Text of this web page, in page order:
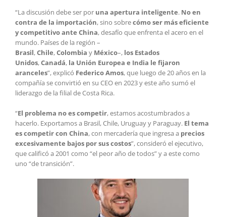
“La discusión debe ser por una apertura inteligente. No en
contra de la importación, sino sobrecómo ser más eficiente
y competitivo ante China, desafío que enfrenta el acero en el
mundo. Países de la región –
Brasil,Chile,Colombia y México–, los Estados
Unidos,Canadá, la Unión Europea e India le fijaron
aranceles”, explicó Federico Amos, que luego de 20 años en la
compañía se convirtió en su CEO en 2023 y este año sumó el
liderazgo de la filial de Costa Rica.
“El problema no es competir, estamos acostumbrados a
hacerlo. Exportamos a Brasil, Chile, Uruguay y Paraguay. El tema
es competir con China, con mercadería que ingresa a precios
excesivamente bajos por sus costos”, consideró el ejecutivo,
que calificó a 2001 como “el peor año de todos” y a este como
uno “de transición”.